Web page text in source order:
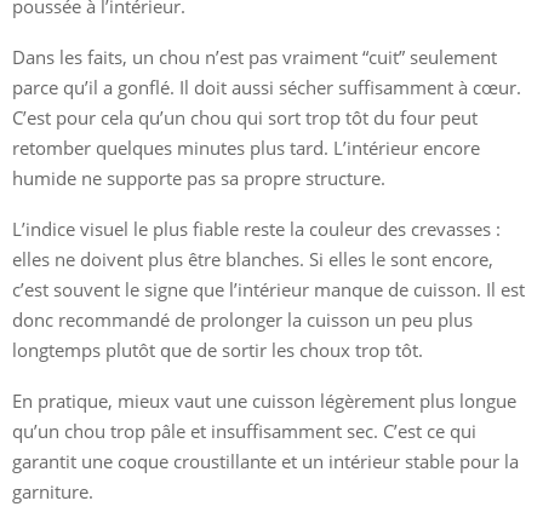
poussée à l’intérieur.
Dans les faits, un chou n’est pas vraiment “cuit” seulement
parce qu’il a gonflé. Il doit aussi sécher suffisamment à cœur.
C’est pour cela qu’un chou qui sort trop tôt du four peut
retomber quelques minutes plus tard. L’intérieur encore
humide ne supporte pas sa propre structure.
L’indice visuel le plus fiable reste la couleur des crevasses :
elles ne doivent plus être blanches. Si elles le sont encore,
c’est souvent le signe que l’intérieur manque de cuisson. Il est
donc recommandé de prolonger la cuisson un peu plus
longtemps plutôt que de sortir les choux trop tôt.
En pratique, mieux vaut une cuisson légèrement plus longue
qu’un chou trop pâle et insuffisamment sec. C’est ce qui
garantit une coque croustillante et un intérieur stable pour la
garniture.